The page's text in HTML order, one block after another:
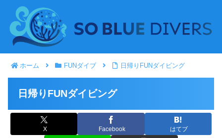
ホーム FUNダイブ 日帰りFUNダイビング
日帰りFUNダイビング
X Facebook はてブ